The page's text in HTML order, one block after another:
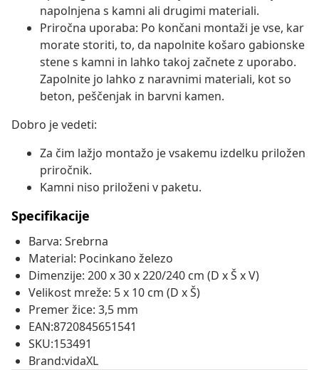
napolnjena s kamni ali drugimi materiali.
Priročna uporaba: Po končani montaži je vse, kar
morate storiti, to, da napolnite košaro gabionske
stene s kamni in lahko takoj začnete z uporabo.
Zapolnite jo lahko z naravnimi materiali, kot so
beton, peščenjak in barvni kamen.
Dobro je vedeti:
Za čim lažjo montažo je vsakemu izdelku priložen
priročnik.
Kamni niso priloženi v paketu.
Specifikacije
Barva: Srebrna
Material: Pocinkano železo
Dimenzije: 200 x 30 x 220/240 cm (D x Š x V)
Velikost mreže: 5 x 10 cm (D x Š)
Premer žice: 3,5 mm
EAN:8720845651541
SKU:153491
Brand:vidaXL